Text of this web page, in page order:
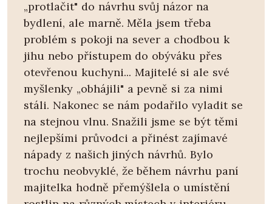
„protlačit" do návrhu svůj názor na
bydlení, ale marně. Měla jsem třeba
problém s pokoji na sever a chodbou k
jihu nebo přístupem do obýváku přes
otevřenou kuchyni... Majitelé si ale své
myšlenky „obhájili" a pevně si za nimi
stáli. Nakonec se nám podařilo vyladit se
na stejnou vlnu. Snažili jsme se být těmi
nejlepšími průvodci a přinést zajímavé
nápady z našich jiných návrhů. Bylo
trochu neobvyklé, že během návrhu paní
majitelka hodně přemýšlela o umístění